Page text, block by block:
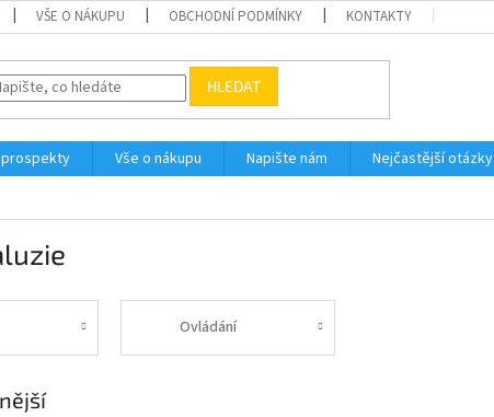
VŠE O NÁKUPU OBCHODNÍ PODMÍNKY KONTAKTY
HLEDAT
Vše o nákupu Napište nám Nejčastější otázky
Ovládání